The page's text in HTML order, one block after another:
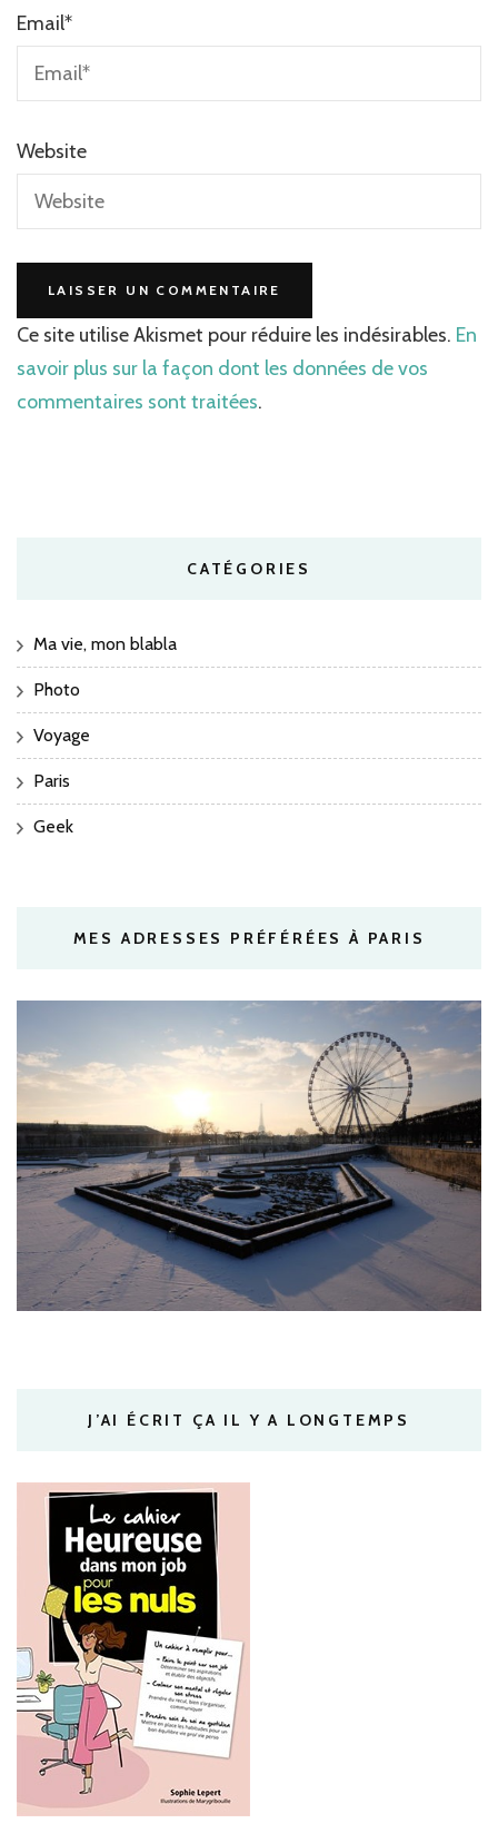
Email*
Website
Ce site utilise Akismet pour réduire les indésirables. En
savoir plus sur la façon dont les données de vos
commentaires sont traitées.
CATÉGORIES
Ma vie, mon blabla
Photo
Voyage
Paris
Geek
MES ADRESSES PRÉFÉRÉES À PARIS
J’AI ÉCRIT ÇA IL Y A LONGTEMPS